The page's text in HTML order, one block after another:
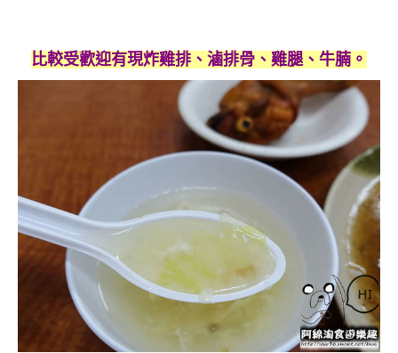
比較受歡迎有現炸雞排、滷排骨、雞腿、牛腩。